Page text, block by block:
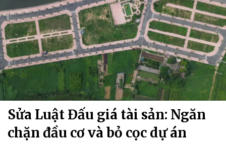
Sửa Luật Đấu giá tài sản: Ngăn
chặn đầu cơ và bỏ cọc dự án